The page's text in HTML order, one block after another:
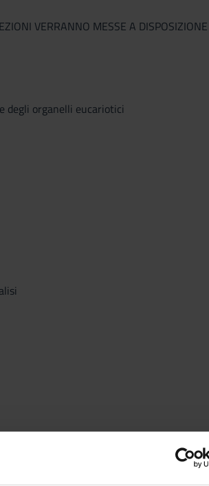
VERRANNO MESSE A
degli organelli eucariotici
discussione di articoli originali relativi a